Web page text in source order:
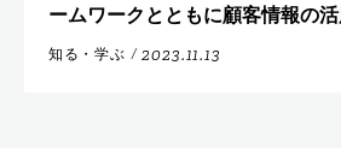
ームワークとともに顧客情報の
知る・学ぶ / 2023.11.13